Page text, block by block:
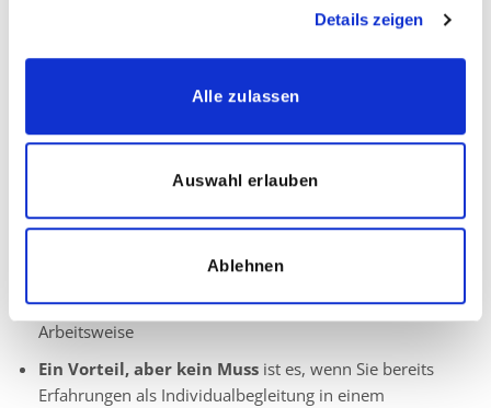
Details zeigen
Alle zulassen
Auswahl erlauben
Ablehnen
Erfassung der Lernerfolge des Kindes
pädagogischem Personal vor Ort
Herzlichkeit, sowie eine zuverlässige und vertrauensvolle
Arbeitsweise
Ein Vorteil, aber kein Mussist es, wenn Sie bereits
Erfahrungen als Individualbegleitung in einem